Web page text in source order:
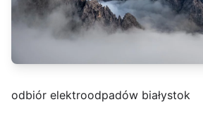
odbiór elektroodpadów białystok